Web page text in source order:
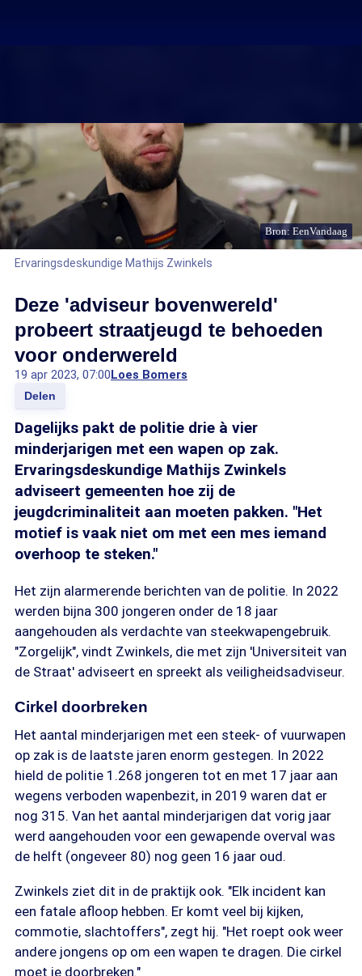
Bron: EenVandaag
Ervaringsdeskundige Mathijs Zwinkels
Deze 'adviseur bovenwereld'
probeert straatjeugd te behoeden
voor onderwereld
19 apr 2023, 07:00Loes Bomers
Delen
Dagelijks pakt de politie drie à vier
minderjarigen met een wapen op zak.
Ervaringsdeskundige Mathijs Zwinkels
adviseert gemeenten hoe zij de
jeugdcriminaliteit aan moeten pakken. "Het
motief is vaak niet om met een mes iemand
overhoop te steken."
Het zijn alarmerende berichten van de politie. In 2022
werden bijna 300 jongeren onder de 18 jaar
aangehouden als verdachte van steekwapengebruik.
"Zorgelijk", vindt Zwinkels, die met zijn 'Universiteit van
de Straat' adviseert en spreekt als veiligheidsadviseur.
Cirkel doorbreken
Het aantal minderjarigen met een steek- of vuurwapen
op zak is de laatste jaren enorm gestegen. In 2022
hield de politie 1.268 jongeren tot en met 17 jaar aan
wegens verboden wapenbezit, in 2019 waren dat er
nog 315. Van het aantal minderjarigen dat vorig jaar
werd aangehouden voor een gewapende overval was
de helft (ongeveer 80) nog geen 16 jaar oud.
Zwinkels ziet dit in de praktijk ook. "Elk incident kan
een fatale afloop hebben. Er komt veel bij kijken,
commotie, slachtoffers", zegt hij. "Het roept ook weer
andere jongens op om een wapen te dragen. Die cirkel
moet je doorbreken."